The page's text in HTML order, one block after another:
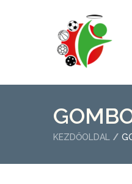
KEZDŐOLDAL